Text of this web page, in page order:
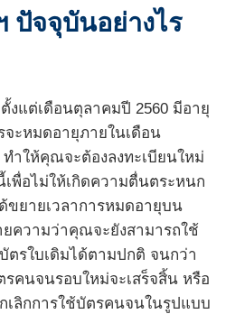
ปัจจุบันอย่างไร
งแต่เดือนตุลาคมปี 2560 มีอายุ
ะหมดอายุภายในเดือน
ำให้คุณจะต้องลงทะเบียนใหม่
พื่อไม่ให้เกิดความตื่นตระหนก
ขยายเวลาการหมดอายุบน
ความว่าคุณจะยังสามารถใช้
ตรใบเดิมได้ตามปกติ จนกว่า
รคนจนรอบใหม่จะเสร็จสิ้น หรือ
เลิกการใช้บัตรคนจนในรูปแบบ